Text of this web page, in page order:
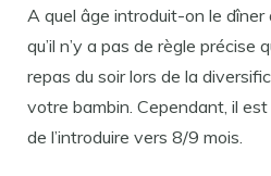
A quel âge introduit-on le
qu’il n’y a pas de règle précise
repas du soir lors de la
votre bambin. Cependant, il
de l’introduire vers 8/9 mois.